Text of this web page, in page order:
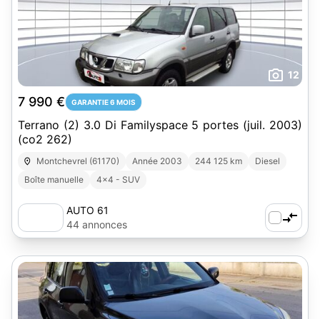
12
7 990 € GARANTIE 6 MOIS
Terrano (2) 3.0 Di Familyspace 5 portes (juil. 2003)
(co2 262)
Montchevrel (61170) Année 2003 244 125 km
Diesel
Boîte manuelle
4x4 - SUV
AUTO 61
44 annonces